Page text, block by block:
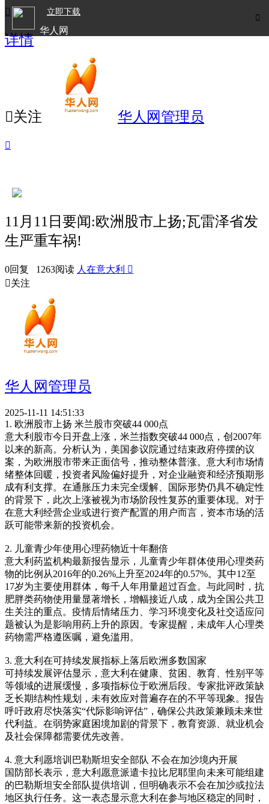

立即下载
华人网

详情
关注 华人网管理员

11月11日要闻:欧洲股市上扬;瓦雷泽省发
生严重车祸!
0回复 1263阅读 人在意大利 
关注
华人网管理员
2025-11-11 14:51:33
1. 欧洲股市上扬 米兰股市突破44 000点
意大利股市今日开盘上涨，米兰指数突破44 000点，创2007年
以来的新高。分析认为，美国参议院通过结束政府停摆的议
案，为欧洲股市带来正面信号，推动整体普涨。意大利市场情
绪整体回暖，投资者风险偏好提升，对企业融资和经济预期形
成有利支撑。在通胀压力未完全缓解、国际形势仍具不确定性
的背景下，此次上涨被视为市场阶段性复苏的重要体现。对于
在意大利经营企业或进行资产配置的用户而言，资本市场的活
跃可能带来新的投资机会。
2. 儿童青少年使用心理药物近十年翻倍
意大利药监机构最新报告显示，儿童青少年群体使用心理类药
物的比例从2016年的0.26%上升至2024年的0.57%。其中12至
17岁为主要使用群体，每千人年用量超过百盒。与此同时，抗
肥胖类药物使用量显著增长，增幅接近八成，成为全国公共卫
生关注的重点。疫情后情绪压力、学习环境变化及社交适应问
题被认为是影响用药上升的原因。专家提醒，未成年人心理类
药物需严格遵医嘱，避免滥用。
3. 意大利在可持续发展指标上落后欧洲多数国家
可持续发展评估显示，意大利在健康、贫困、教育、性别平等
等领域的进展缓慢，多项指标位于欧洲后段。专家批评政策缺
乏长期结构性规划，未有效应对普遍存在的不平等现象。报告
呼吁政府尽快落实“代际影响评估”，确保公共政策兼顾未来世
代利益。在弱势家庭困境加剧的背景下，教育资源、就业机会
及社会保障都需要优先改善。
4. 意大利愿培训巴勒斯坦安全部队 不会在加沙境内开展
国防部长表示，意大利愿意派遣卡拉比尼耶里向未来可能组建
的巴勒斯坦安全部队提供培训，但明确表示不会在加沙或拉法
地区执行任务。这一表态显示意大利在参与地区稳定的同时，